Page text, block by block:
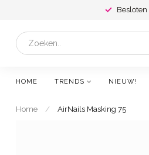
Besloten
HOME TRENDS NIEUW!
Home / AirNails Masking 75